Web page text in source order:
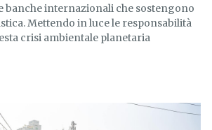
banche internazionali che sostengono
Mettendo in luce le responsabilità
crisi ambientale planetaria